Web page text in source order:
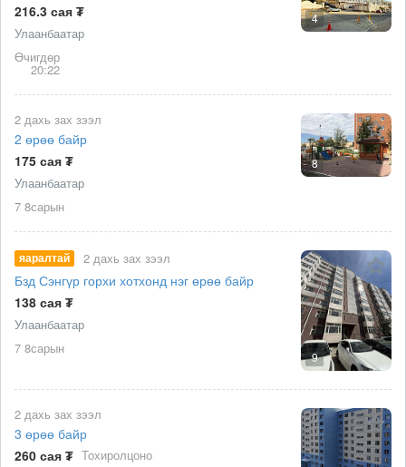
4
216.3 сая ₮
Улаанбаатар
Өчигдөр
20:22
8
2 дахь зах зээл
2 өрөө байр
175 сая ₮
Улаанбаатар
7 8сарын
9
яаралтай 2 дахь зах зээл
Бзд Сэнгүр горхи хотхонд нэг өрөө байр
138 сая ₮
Улаанбаатар
7 8сарын
2 дахь зах зээл
3 өрөө байр
260 сая ₮ Тохиролцоно